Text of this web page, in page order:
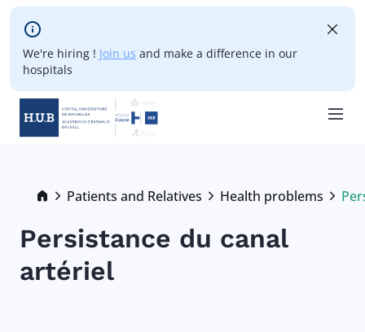
Skip to main content
We're hiring ! Join us and make a difference in our
hospitals
Breadcrumb
Patients and Relatives Health problems
Persistance du canal
artériel